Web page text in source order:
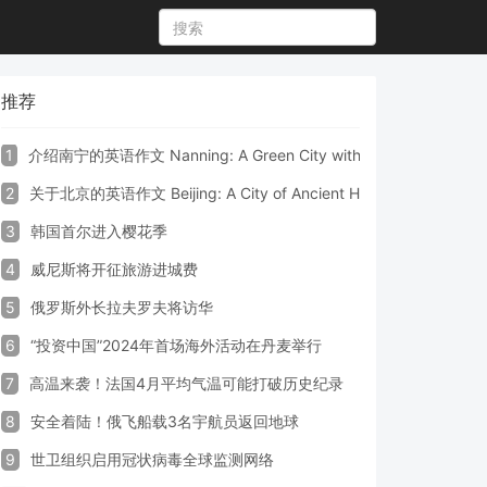
推荐
1 介绍南宁的英语作文 Nanning: A Green City with Vibrant Culture
2 关于北京的英语作文 Beijing: A City of Ancient Heritage and
3 韩国首尔进入樱花季
4 威尼斯将开征旅游进城费
5 俄罗斯外长拉夫罗夫将访华
6 “投资中国”2024年首场海外活动在丹麦举行
7 高温来袭！法国4月平均气温可能打破历史纪录
8 安全着陆！俄飞船载3名宇航员返回地球
9 世卫组织启用冠状病毒全球监测网络